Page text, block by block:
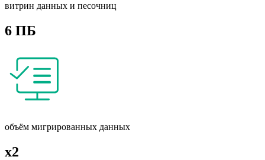
витрин данных и песочниц
6 ПБ
объём мигрированных данных
x2